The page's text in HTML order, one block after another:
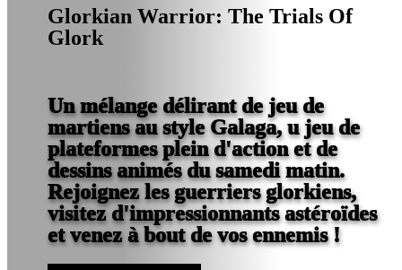
Glorkian Warrior: The Trials Of
Glork
Un mélange délirant de jeu de
martiens au style Galaga, u jeu de
plateformes plein d'action et de
dessins animés du samedi matin.
Rejoignez les guerriers glorkiens,
visitez d'impressionnants astéroïdes
et venez à bout de vos ennemis !